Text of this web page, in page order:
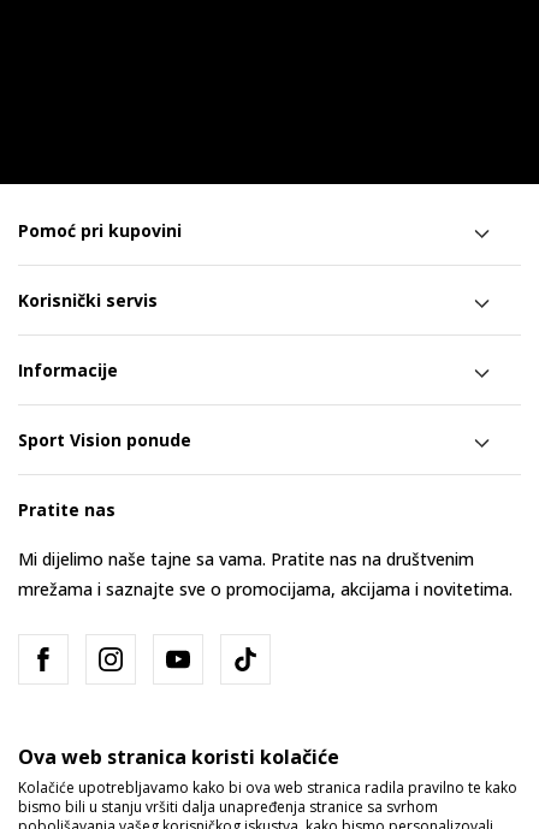
Pomoć pri kupovini
Korisnički servis
Informacije
Sport Vision ponude
Pratite nas
Mi dijelimo naše tajne sa vama. Pratite nas na društvenim
mrežama i saznajte sve o promocijama, akcijama i novitetima.
Bosna i Hercegovina Promijenite
Ova web stranica koristi kolačiće
Kolačiće upotrebljavamo kako bi ova web stranica radila pravilno te kako
bismo bili u stanju vršiti dalja unapređenja stranice sa svrhom